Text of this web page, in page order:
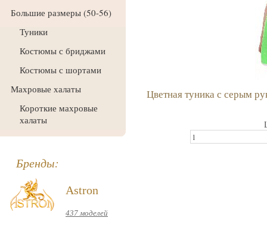
Большие размеры (50-56)
Туники
Костюмы с бриджами
Костюмы с шортами
Махровые халаты
Короткие махровые
халаты
Бренды:
Astron
437 моделей
Цветная туника с серым